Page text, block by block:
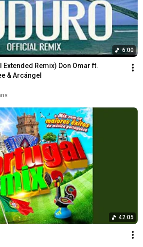
6:00
Extended Remix) Don Omar ft.
& Arcángel
42:05